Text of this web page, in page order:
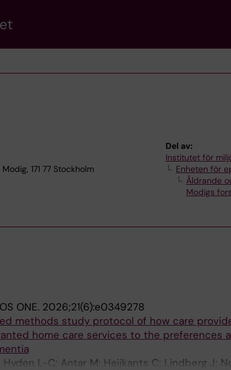
171 77 Stockholm
Del av:
Institutet för
Enheten för
Åldrande
Modigs
ONE. 2026;21(6):e0349278
methods study protocol of how care
home care services to the preferences
Hyden L-C; Antar M; Heijkants C; Lindberg J;